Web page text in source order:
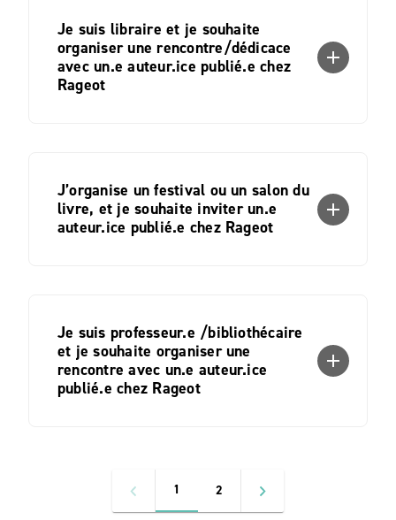
Je suis libraire et je souhaite
organiser une rencontre/dédicace
avec un.e auteur.ice publié.e chez
Rageot
add
J’organise un festival ou un salon du
livre, et je souhaite inviter un.e
auteur.ice publié.e chez Rageot
add
Je suis professeur.e /bibliothécaire
et je souhaite organiser une
rencontre avec un.e auteur.ice
publié.e chez Rageot
add
1 2